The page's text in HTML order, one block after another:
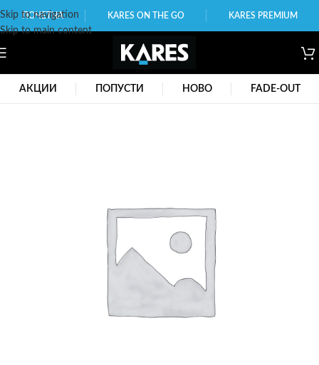
Skip to navigation
Skip to main content
ПОЧЕТНА KARES ON THE GO KARES PREMIUM
АКЦИИ ПОПУСТИ НОВО FADE-OUT